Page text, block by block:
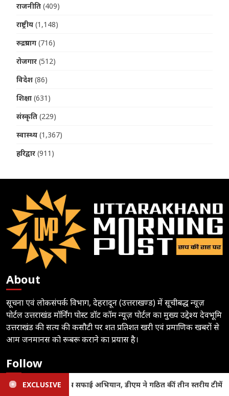
राजनीति (409)
राष्ट्रीय (1,148)
रुद्रप्रयाग (716)
रोजगार (512)
विदेश (86)
शिक्षा (631)
संस्कृति (229)
स्वास्थ्य (1,367)
हरिद्वार (911)
About
सूचना एवं लोकसंपर्क विभाग, देहरादून (उत्तराखण्ड) में सूचीबद्ध न्यूज़
पोर्टल उत्तराखंड मॉर्निंग पोस्ट डॉट कॉम न्यूज़ पोर्टल का मुख्य उद्देश्य देवभूमि
उत्तराखंड की सत्य की कसौटी पर शत प्रतिशत खरी एवं प्रमाणिक खबरों से
आम जनमानस को रूबरू कराने का प्रयास है।
Follow
Subscribe to notifications
EXCLUSIVEUttarakhand Crime News: लूट, मारपीट और अप्राकृतिक